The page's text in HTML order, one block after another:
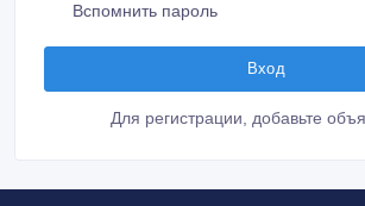
Вспомнить пароль
Для регистрации, добавьте